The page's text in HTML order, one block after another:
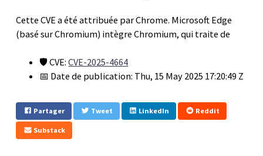
Cette CVE a été attribuée par Chrome. Microsoft Edge
(basé sur Chromium) intègre Chromium, qui traite de
🛡️ CVE:CVE-2025-4664
📅 Date de publication: Thu, 15 May 2025 17:20:49 Z
Partager Tweet LinkedIn Reddit
Substack